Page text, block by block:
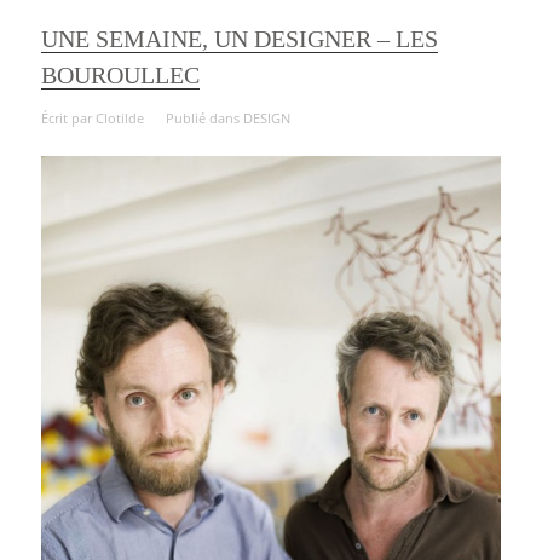
UNE SEMAINE, UN DESIGNER – LES
BOUROULLEC
Écrit par Clotilde Publié dans DESIGN